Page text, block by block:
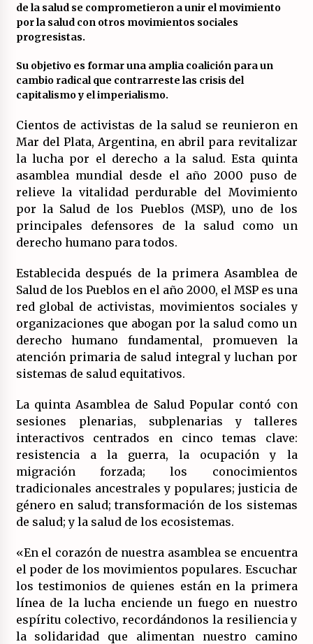
Polarizada y movilizada, la ciudadanía no se
Llamamiento por el 18 julio del Encuentro
Estatal por la República.
17/07/2026
La OTAN acelera la militarización industrial
con un nuevo modelo de producción
permanente.
16/07/2026
Actos en Valencia y Alicante contra la
represión del activismo por Palestina.
16/07/2026
Asamblea abierta de los CLER en Alaquàs
plantea una alternativa a las obras aprobadas
para La Saleta y la línea C3.
16/07/2026
Declaración de Estambul por un Frente Común
contra la OTAN, el Imperialismo y la Guerra.
14/07/2026
El fuego no tiene la culpa en Los Gallardos
(Almería)
14/07/2026
de la salud se comprometieron a unir el movimiento
por la salud con otros movimientos sociales
progresistas.
Su objetivo es formar una amplia coalición para un
cambio radical que contrarreste las crisis del
capitalismo y el imperialismo.
Cientos de activistas de la salud se reunieron en
Mar del Plata, Argentina, en abril para revitalizar
la lucha por el derecho a la salud. Esta quinta
asamblea mundial desde el año 2000 puso de
relieve la vitalidad perdurable del Movimiento
por la Salud de los Pueblos (MSP), uno de los
principales defensores de la salud como un
derecho humano para todos.
Establecida después de la primera Asamblea de
Salud de los Pueblos en el año 2000, el MSP es una
red global de activistas, movimientos sociales y
organizaciones que abogan por la salud como un
derecho humano fundamental, promueven la
atención primaria de salud integral y luchan por
sistemas de salud equitativos.
La quinta Asamblea de Salud Popular contó con
sesiones plenarias, subplenarias y talleres
interactivos centrados en cinco temas clave:
resistencia a la guerra, la ocupación y la
migración forzada; los conocimientos
tradicionales ancestrales y populares; justicia de
género en salud; transformación de los sistemas
de salud; y la salud de los ecosistemas.
«En el corazón de nuestra asamblea se encuentra
el poder de los movimientos populares. Escuchar
los testimonios de quienes están en la primera
línea de la lucha enciende un fuego en nuestro
espíritu colectivo, recordándonos la resiliencia y
la solidaridad que alimentan nuestro camino